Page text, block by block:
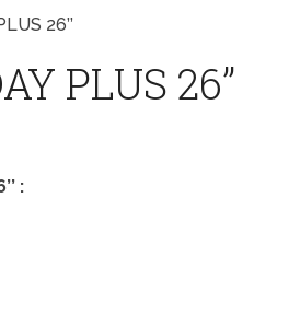
26’’
PLUS 26’’
: